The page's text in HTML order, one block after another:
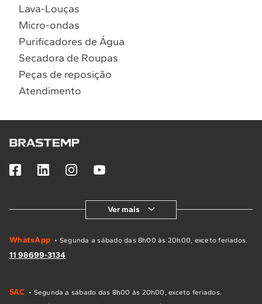
Lava-Louças
Micro-ondas
Purificadores de Água
Secadora de Roupas
Peças de reposição
Atendimento
Ver mais
WhatsApp • Segunda a sábado das 8h00 às 20h00, exceto feriados.
11 98699-3134
SAC • Segunda a sábado das 8h00 às 20h00, exceto feriados.